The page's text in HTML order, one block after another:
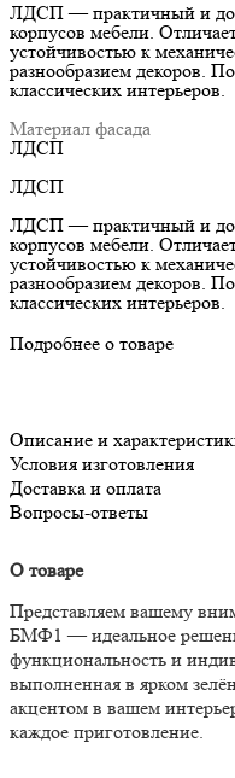
ЛДСП — практичный и
корпусов мебели.
устойчивостью к
разнообразием декоров.
классических интерьеров.
Материал фасада
ЛДСП
ЛДСП
ЛДСП — практичный и
корпусов мебели.
устойчивостью к
разнообразием декоров.
классических интерьеров.
Подробнее о товаре
Описание и
Условия изготовления
Доставка и оплата
Вопросы-ответы
О товаре
Представляем вашему
БМФ1 — идеальное
функциональность и
выполненная в ярком
акцентом в вашем
каждое приготовление.